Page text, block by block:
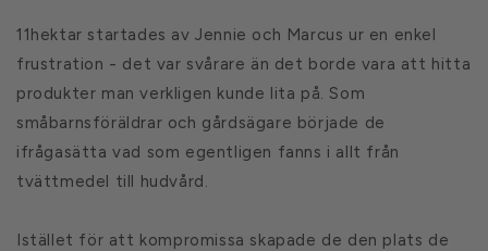
11hektar startades av Jennie och Marcus ur en enkel
frustration - det var svårare än det borde vara att hitta
produkter man verkligen kunde lita på. Som
småbarnsföräldrar och gårdsägare började de
ifrågasätta vad som egentligen fanns i allt från
tvättmedel till hudvård.
Istället för att kompromissa skapade de den plats de